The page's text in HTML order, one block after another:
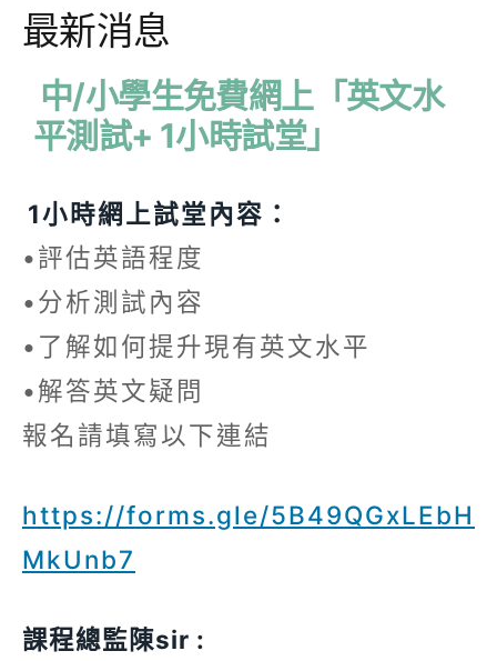
最新消息
中/小學生免費網上「英文水
平測試+ 1小時試堂」
1小時網上試堂內容：
•評估英語程度
•分析測試內容
•了解如何提升現有英文水平
•解答英文疑問
報名請填寫以下連結
https://forms.gle/5B49QGxLEbH
MkUnb7
課程總監陳sir :